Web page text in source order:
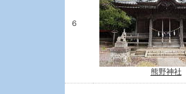
６
熊野神社